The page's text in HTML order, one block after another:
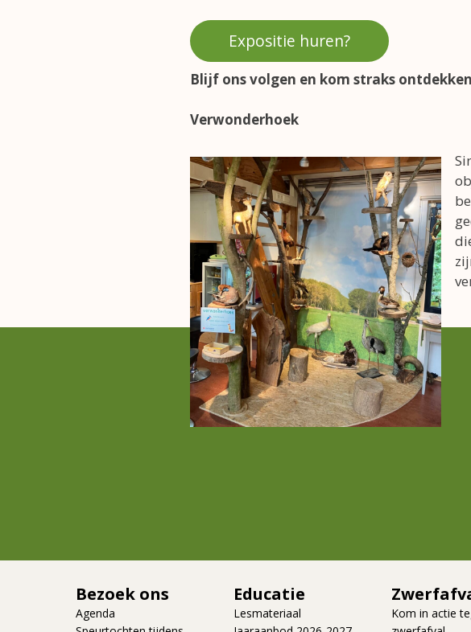
Expositie huren?
Blijf ons volgen en kom straks
Verwonderhoek
Bezoek ons
Agenda
Educatie
Lesmateriaal
Kom in actie